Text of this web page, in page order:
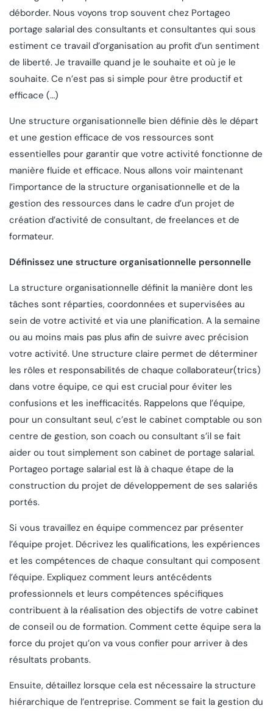
déborder. Nous voyons trop souvent chez Portageo
portage salarial des consultants et consultantes qui sous
estiment ce travail d’organisation au profit d’un sentiment
de liberté. Je travaille quand je le souhaite et où je le
souhaite. Ce n’est pas si simple pour être productif et
efficace (…)
Une structure organisationnelle bien définie dès le départ
et une gestion efficace de vos ressources sont
essentielles pour garantir que votre activité fonctionne de
manière fluide et efficace. Nous allons voir maintenant
l’importance de la structure organisationnelle et de la
gestion des ressources dans le cadre d’un projet de
création d’activité de consultant, de freelances et de
formateur.
Définissez une structure organisationnelle personnelle
La structure organisationnelle définit la manière dont les
tâches sont réparties, coordonnées et supervisées au
sein de votre activité et via une planification. A la semaine
ou au moins mais pas plus afin de suivre avec précision
votre activité. Une structure claire permet de déterminer
les rôles et responsabilités de chaque collaborateur(trics)
dans votre équipe, ce qui est crucial pour éviter les
confusions et les inefficacités. Rappelons que l’équipe,
pour un consultant seul, c’est le cabinet comptable ou son
centre de gestion, son coach ou consultant s’il se fait
aider ou tout simplement son cabinet de portage salarial.
Portageo portage salarial est là à chaque étape de la
construction du projet de développement de ses salariés
portés.
Si vous travaillez en équipe commencez par présenter
l’équipe projet. Décrivez les qualifications, les expériences
et les compétences de chaque consultant qui composent
l’équipe. Expliquez comment leurs antécédents
professionnels et leurs compétences spécifiques
contribuent à la réalisation des objectifs de votre cabinet
de conseil ou de formation. Comment cette équipe sera la
force du projet qu’on va vous confier pour arriver à des
résultats probants.
Ensuite, détaillez lorsque cela est nécessaire la structure
hiérarchique de l’entreprise. Comment se fait la gestion du